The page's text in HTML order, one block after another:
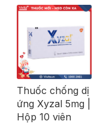
Thuốc chống dị
ứng Xyzal 5mg |
Hộp 10 viên